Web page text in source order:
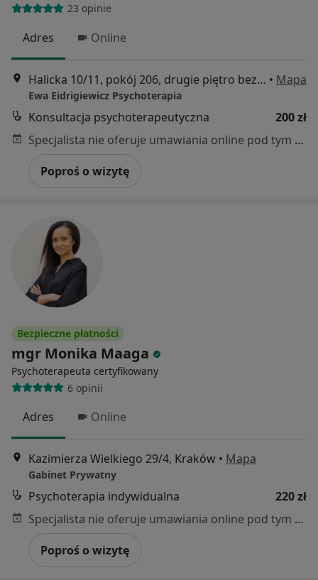
23 opinie
Adres Online
Halicka 10/11, pokój 206, drugie piętro bez windy, Kraków • Mapa
Ewa Eidrigiewicz Psychoterapia
Konsultacja psychoterapeutyczna
200 zł
Specjalista nie oferuje umawiania online pod tym adresem.
Poproś o wizytę
Bezpieczne płatności
mgr Monika Maaga
Psychoterapeuta certyfikowany
6 opinii
Adres Online
Kazimierza Wielkiego 29/4, Kraków • Mapa
Gabinet Prywatny
Psychoterapia indywidualna
220 zł
Specjalista nie oferuje umawiania online pod tym adresem.
Poproś o wizytę